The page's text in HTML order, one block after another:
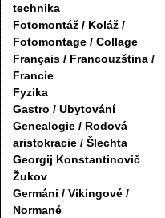
technika
Fotomontáž / Koláž /
Fotomontage / Collage
Français / Francouzština /
Francie
Fyzika
Gastro / Ubytování
Genealogie / Rodová
aristokracie / Šlechta
Georgij Konstantinovič
Žukov
Germáni / Vikingové /
Normané